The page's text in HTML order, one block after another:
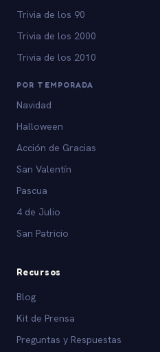
Trivia de los 90
Trivia de los 2000
Trivia de los 2010
POR TEMPORADA
Navidad
Halloween
Acción de Gracias
San Valentín
Pascua
4 de Julio
San Patricio
Recursos
Blog
Kit de Prensa
Preguntas y Respuestas